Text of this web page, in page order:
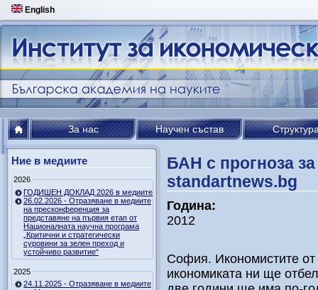
English
За нас Научен състав
Ние в медиите
2026
ГОДИШЕН ДОКЛАД 2026 в медиите
26.02.2026 - Отразяване в медиите
на пресконференция за
представяне на първия етап от
Националната научна програма
„Критични и стратегически
суровини за зелен преход и
устойчиво развитие“
2025
24.11.2025 - Отразяване в медиите
БАН с прогноза
standartnews.bg
Година:
2012
София. Икономистите от
икономиката ни ще